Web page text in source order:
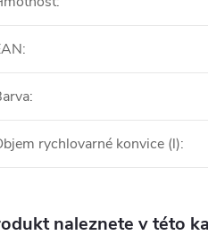
:
:
rychlovarné konvice (l):
naleznete v této